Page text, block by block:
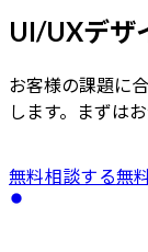
UI/UXデザ
お客様の課題に
します。まずは
無料相談する無